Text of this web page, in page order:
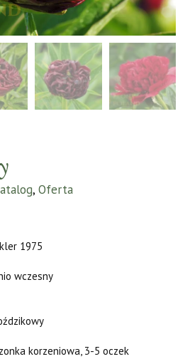
, Oferta
1975
wczesny
korzeniowa, 3-5 oczek